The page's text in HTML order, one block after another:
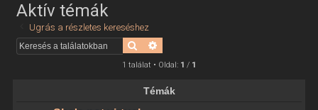
Aktív témák
Ugrás a részletes kereséshez
Keresés
1 találat • Oldal: 1 / 1
Témák